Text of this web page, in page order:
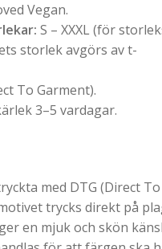
Vegan.
S – XXXL (för
storlek avgörs av t-
To Garment).
3–5 vardagar.
med DTG (Direct
trycks direkt på
en mjuk och skön